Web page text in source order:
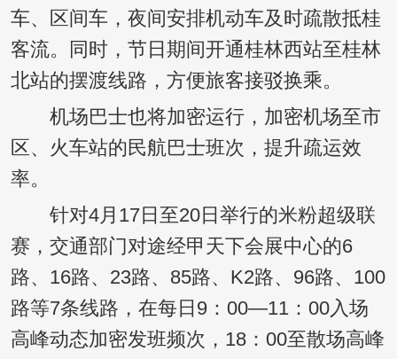
车、区间车，夜间安排机动车及时疏散抵桂
客流。同时，节日期间开通桂林西站至桂林
北站的摆渡线路，方便旅客接驳换乘。
机场巴士也将加密运行，加密机场至市
区、火车站的民航巴士班次，提升疏运效
率。
针对4月17日至20日举行的米粉超级联
赛，交通部门对途经甲天下会展中心的6
路、16路、23路、85路、K2路、96路、100
路等7条线路，在每日9：00—11：00入场
高峰动态加密发班频次，18：00至散场高峰